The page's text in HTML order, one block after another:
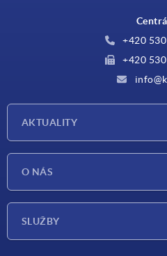
+420
+420
AKTUALITY
O NÁS
SLUŽBY